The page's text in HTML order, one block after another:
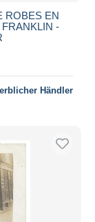
ROBES EN
-
Händler